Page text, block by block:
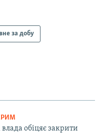
за добу
влада обіцяє закрити